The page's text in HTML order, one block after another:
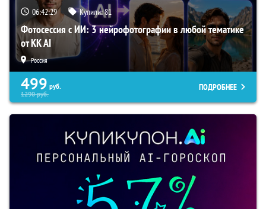
06:42:28 Купили:81
Фотосессия с ИИ: 3 нейрофотографии в любой тематике
от KK AI
Россия
499 руб.
1290руб.
ПОДРОБНЕЕ